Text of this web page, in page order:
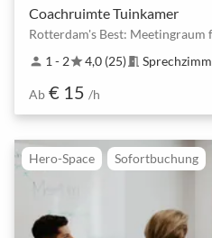
Coachruimte Tuinkamer
Rotterdam's Best: Meetingraum
person 1 - 2star4,0 (25) meeting_room
Ab € 15 /h
Hero-Space Sofortbuchung